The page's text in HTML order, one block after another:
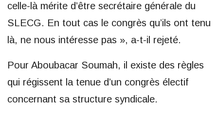
celle-là mérite d’être secrétaire générale du
SLECG. En tout cas le congrès qu’ils ont tenu
là, ne nous intéresse pas », a-t-il rejeté.
Pour Aboubacar Soumah, il existe des règles
qui régissent la tenue d’un congrès électif
concernant sa structure syndicale.